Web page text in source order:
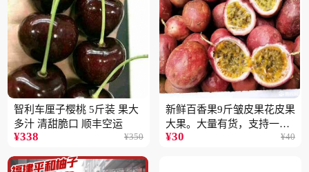
智利车厘子樱桃 5斤装 果大
多汁 清甜脆口 顺丰空运
¥338 ¥350
新鲜百香果9斤皱皮果花皮果
大果。大量有货，支持一件
代
¥30 ¥40